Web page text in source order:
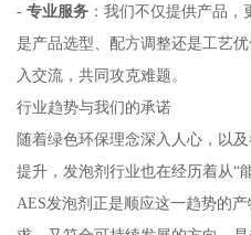
- 专业服务：我们不仅提供产品，
是产品选型、配方调整还是工艺
入交流，共同攻克难题。
行业趋势与我们的承诺
随着绿色环保理念深入人心，以
提升，发泡剂行业也在经历着从“
AES发泡剂正是顺应这一趋势的